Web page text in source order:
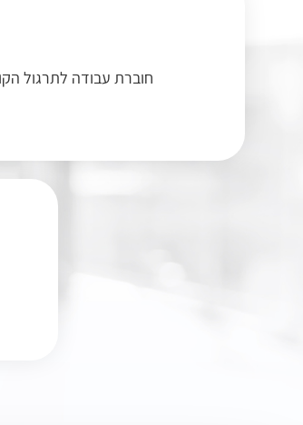
חוברת עבודה לתרגול